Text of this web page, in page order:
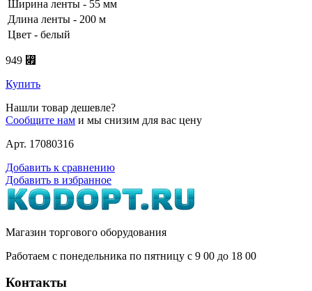
Ширина ленты - 55 мм
Длина ленты - 200 м
Цвет - белый
949 ⃏
Купить
Нашли товар дешевле?
Сообщите нам и мы снизим для вас цену
Арт. 17080316
Добавить к сравнению
Добавить в избранное
Магазин торгового оборудования
Работаем с понедельника по пятницу с 9 00 до 18 00
Контакты